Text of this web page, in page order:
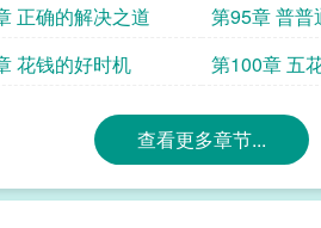
正确的解决之道 第95章 普普
花钱的好时机 第100章 五
查看更多章节...